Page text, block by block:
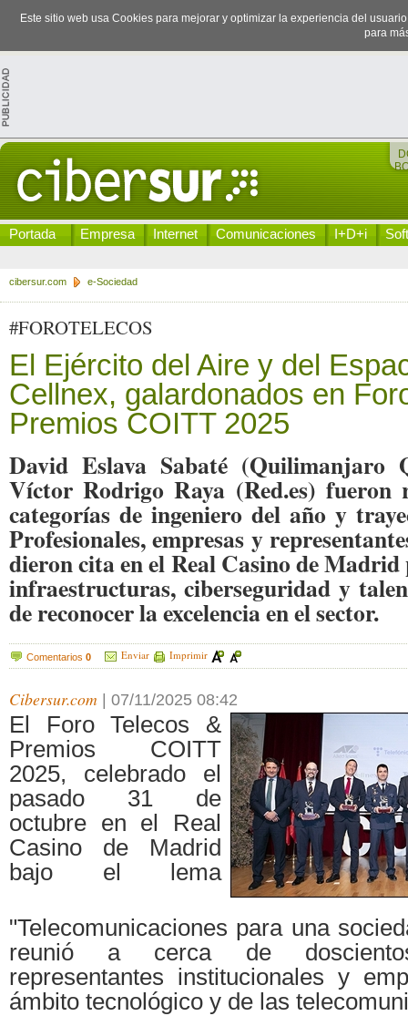
Este sitio web usa Cookies para mejorar y optimizar la experiencia del
para
Portada Empresa Internet Comunicaciones I+D+i
cibersur.com e-Sociedad
#FOROTELECOS
El Ejército del Aire y del
Cellnex, galardonados en
Premios COITT 2025
David Eslava Sabaté (Quilimanjaro
Víctor Rodrigo Raya (Red.es) fueron
categorías de ingeniero del año y
Profesionales, empresas y
dieron cita en el Real Casino de
infraestructuras, ciberseguridad y
de reconocer la excelencia en el sector.
Comentarios 0 Enviar Imprimir
Cibersur.com 07/11/2025 08:42
El Foro Telecos &
Premios COITT
2025, celebrado el
pasado 31 de
octubre en el Real
Casino de Madrid
bajo el lema
"Telecomunicaciones para una
reunió a cerca de doscientos
representantes institucionales y
ámbito tecnológico y de las